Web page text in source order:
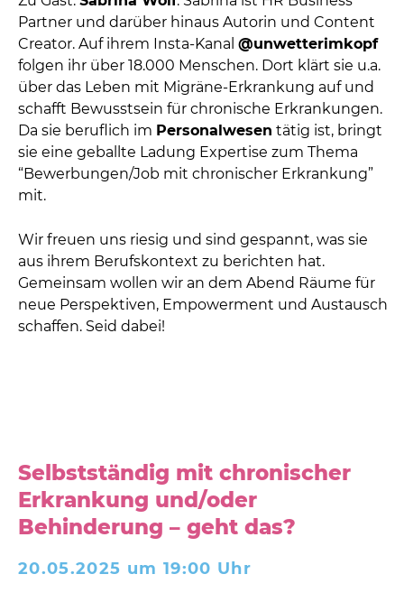
Partner und darüber hinaus Autorin und Content
Creator. Auf ihrem Insta-Kanal @unwetterimkopf
folgen ihr über 18.000 Menschen. Dort klärt sie u.a.
über das Leben mit Migräne-Erkrankung auf und
schafft Bewusstsein für chronische Erkrankungen.
Da sie beruflich im Personalwesen tätig ist, bringt
sie eine geballte Ladung Expertise zum Thema
“Bewerbungen/Job mit chronischer Erkrankung”
mit.
Wir freuen uns riesig und sind gespannt, was sie
aus ihrem Berufskontext zu berichten hat.
Gemeinsam wollen wir an dem Abend Räume für
neue Perspektiven, Empowerment und Austausch
schaffen. Seid dabei!
Selbstständig mit chronischer
Erkrankung und/oder
Behinderung – geht das?
20.05.2025 um 19:00 Uhr